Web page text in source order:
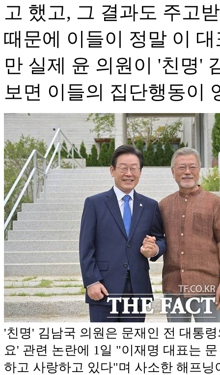
고 했고, 그 결과도 주고
때문에 이들이 정말 이
만 실제 윤 의원이 '친명'
보면 이들의 집단행동이
'친명' 김남국 의원은 문재인 전 대통
요' 관련 논란에 1일 "이재명 대표는
하고 사랑하고 있다"며 사소한 해프닝